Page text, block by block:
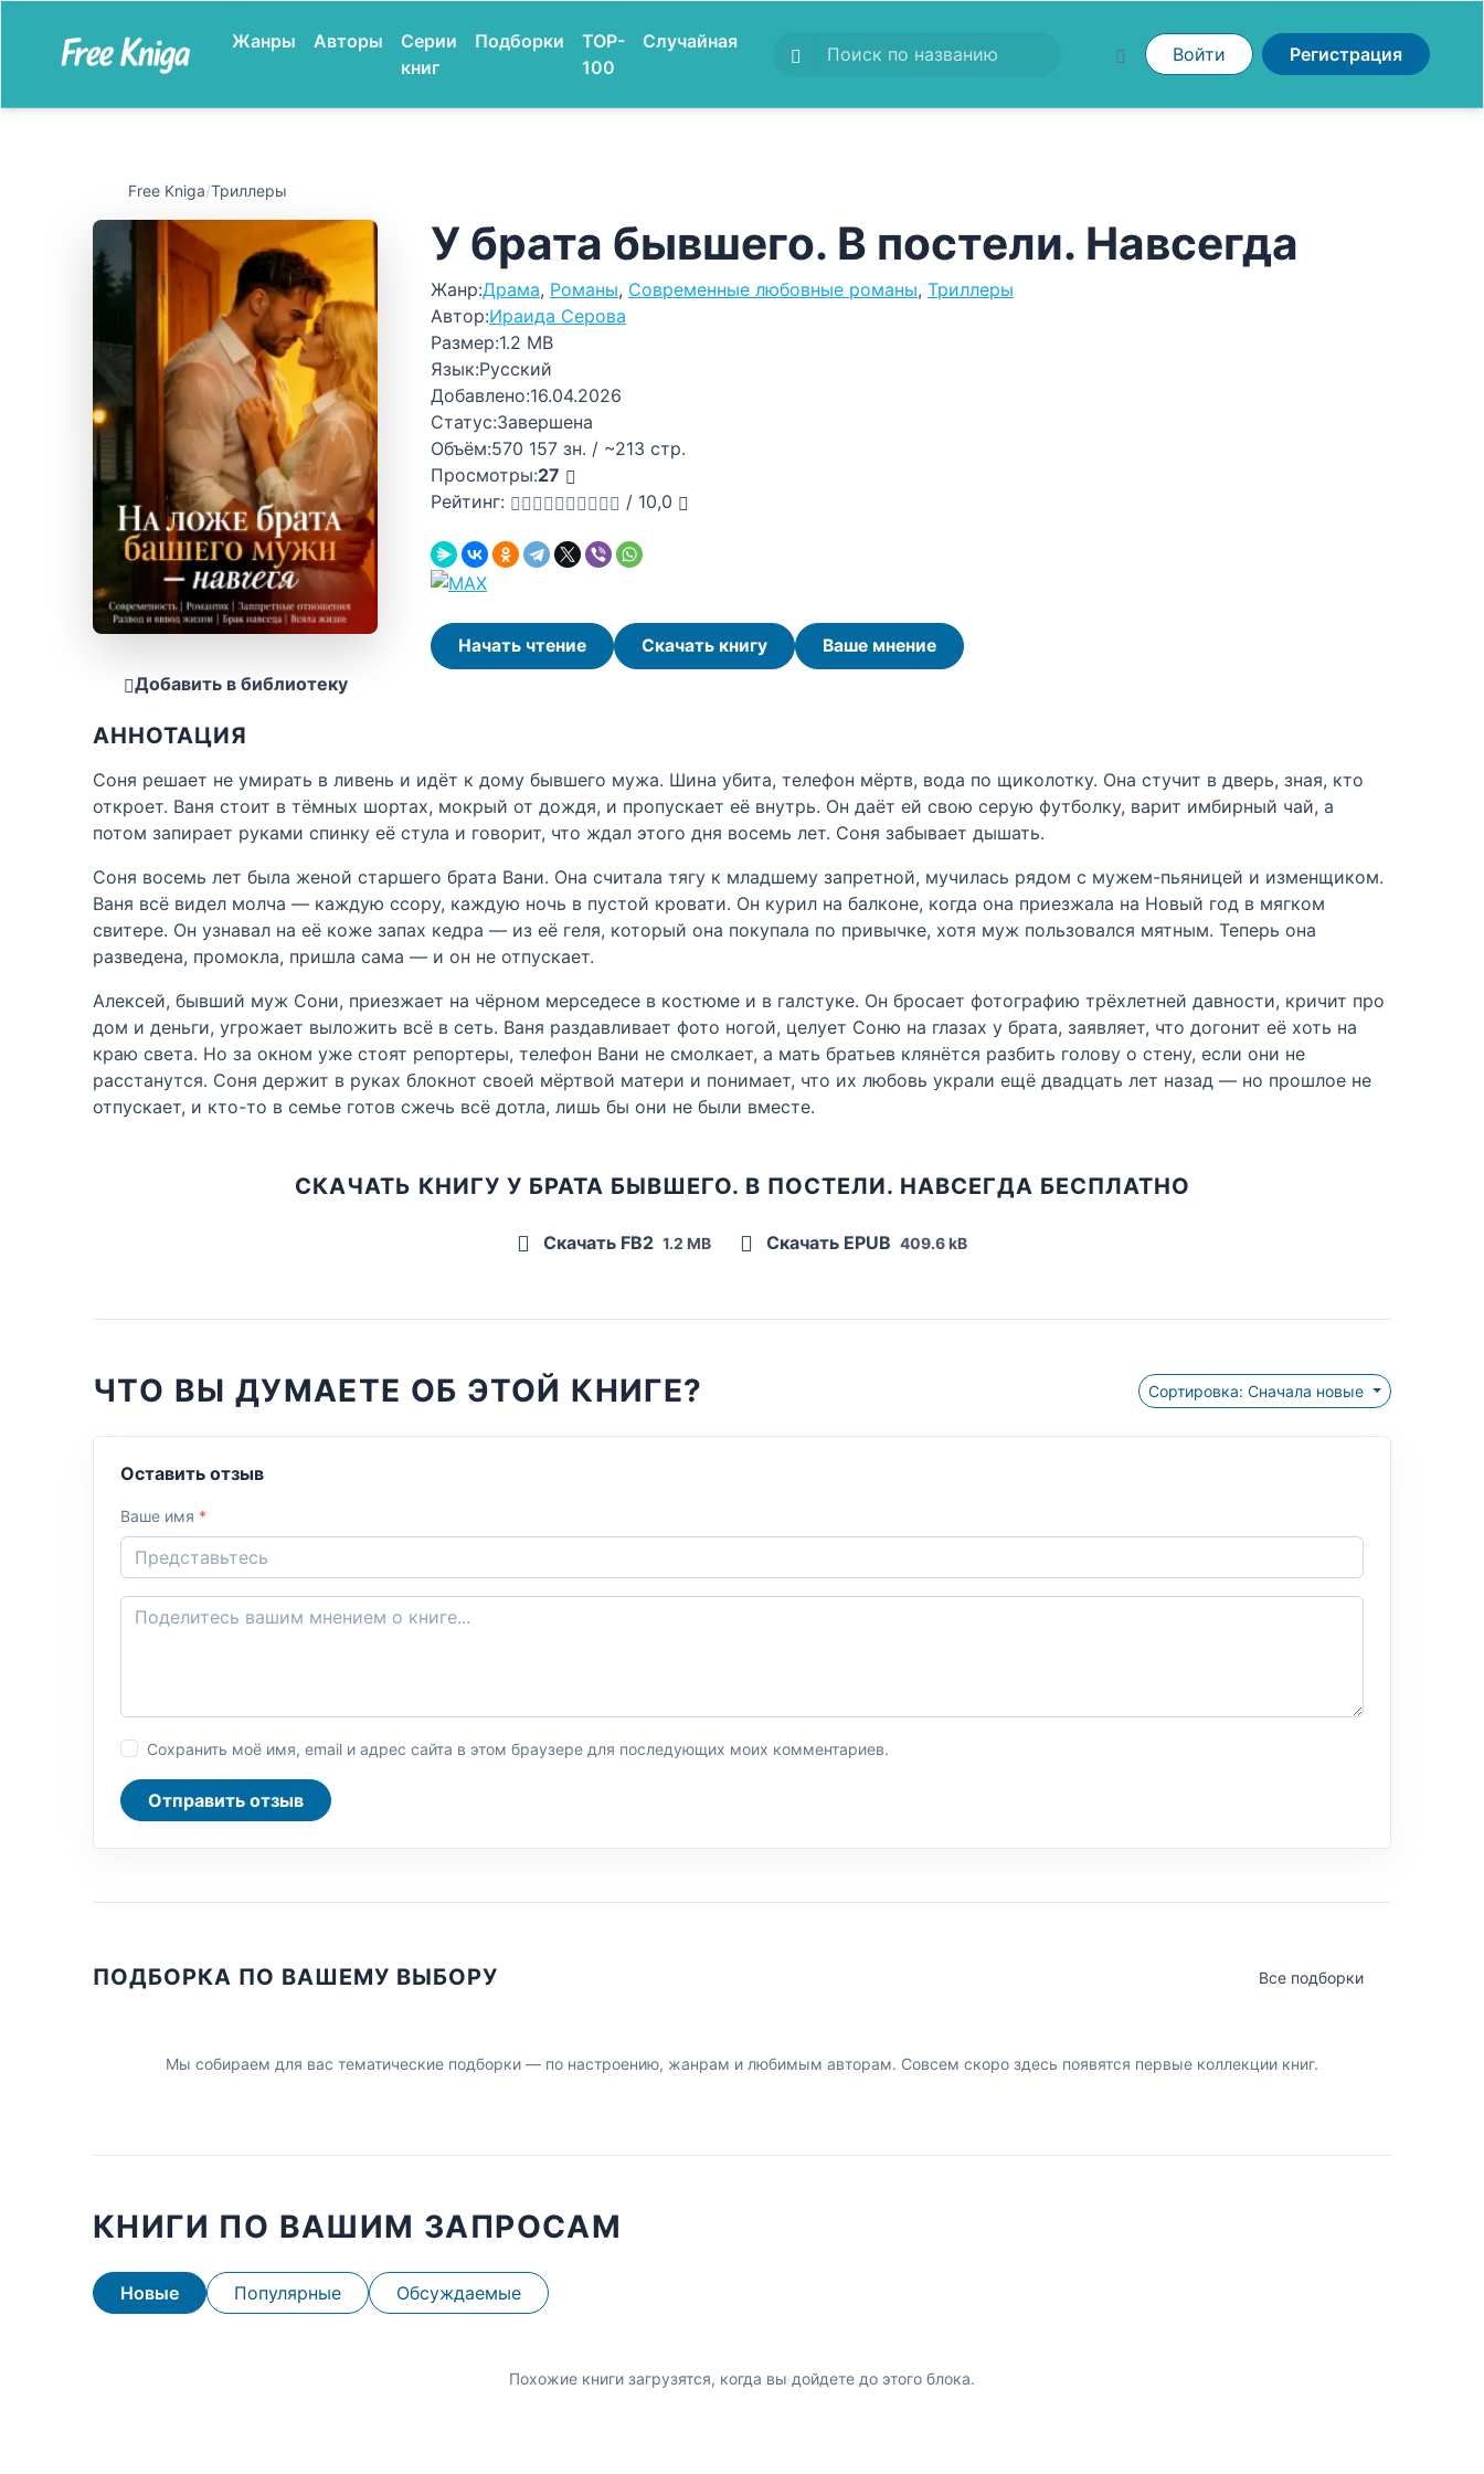
Жанры Авторы
Серии
книг
Подборки
TOP-
100
Случайная
Войти Регистрация
Free Kniga/Триллеры
Добавить в библиотеку
У брата бывшего. В постели. Навсегда
Жанр:Драма, Романы, Современные любовные романы, Триллеры
Автор:Ираида Серова
Размер:1.2 MB
Язык:Русский
Добавлено:16.04.2026
Статус:Завершена
Объём:570 157 зн. / ~213 стр.
Просмотры:27
Рейтинг:
/ 10,0
Начать чтение Скачать книгу Ваше мнение
АННОТАЦИЯ
Соня решает не умирать в ливень и идёт к дому бывшего мужа. Шина убита, телефон мёртв, вода по щиколотку. Она стучит в дверь, зная, кто
откроет. Ваня стоит в тёмных шортах, мокрый от дождя, и пропускает её внутрь. Он даёт ей свою серую футболку, варит имбирный чай, а
потом запирает руками спинку её стула и говорит, что ждал этого дня восемь лет. Соня забывает дышать.
Соня восемь лет была женой старшего брата Вани. Она считала тягу к младшему запретной, мучилась рядом с мужем-пьяницей и изменщиком.
Ваня всё видел молча — каждую ссору, каждую ночь в пустой кровати. Он курил на балконе, когда она приезжала на Новый год в мягком
свитере. Он узнавал на её коже запах кедра — из её геля, который она покупала по привычке, хотя муж пользовался мятным. Теперь она
разведена, промокла, пришла сама — и он не отпускает.
Алексей, бывший муж Сони, приезжает на чёрном мерседесе в костюме и в галстуке. Он бросает фотографию трёхлетней давности, кричит про
дом и деньги, угрожает выложить всё в сеть. Ваня раздавливает фото ногой, целует Соню на глазах у брата, заявляет, что догонит её хоть на
краю света. Но за окном уже стоят репортеры, телефон Вани не смолкает, а мать братьев клянётся разбить голову о стену, если они не
расстанутся. Соня держит в руках блокнот своей мёртвой матери и понимает, что их любовь украли ещё двадцать лет назад — но прошлое не
отпускает, и кто-то в семье готов сжечь всё дотла, лишь бы они не были вместе.
СКАЧАТЬ КНИГУ У БРАТА БЫВШЕГО. В ПОСТЕЛИ. НАВСЕГДА БЕСПЛАТНО
Скачать FB2 1.2 MB Скачать EPUB 409.6 kB
ЧТО ВЫ ДУМАЕТЕ ОБ ЭТОЙ КНИГЕ? Сортировка: Сначала новые
Оставить отзыв
Ваше имя *
Сохранить моё имя, email и адрес сайта в этом браузере для последующих моих комментариев.
Отправить отзыв
ПОДБОРКА ПО ВАШЕМУ ВЫБОРУ Все подборки
Мы собираем для вас тематические подборки — по настроению, жанрам и любимым авторам. Совсем скоро здесь появятся первые коллекции книг.
КНИГИ ПО ВАШИМ ЗАПРОСАМ
Новые Популярные Обсуждаемые
Похожие книги загрузятся, когда вы дойдете до этого блока.